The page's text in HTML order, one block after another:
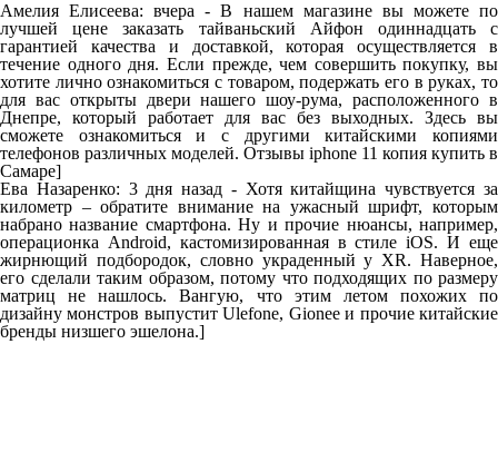
Амелия Елисеева: вчера - В нашем магазине вы можете по
лучшей цене заказать тайваньский Айфон одиннадцать с
гарантией качества и доставкой, которая осуществляется в
течение одного дня. Если прежде, чем совершить покупку, вы
хотите лично ознакомиться с товаром, подержать его в руках, то
для вас открыты двери нашего шоу-рума, расположенного в
Днепре, который работает для вас без выходных. Здесь вы
сможете ознакомиться и с другими китайскими копиями
телефонов различных моделей. Отзывы iphone 11 копия купить в
Самаре]
Ева Назаренко: 3 дня назад - Хотя китайщина чувствуется за
километр – обратите внимание на ужасный шрифт, которым
набрано название смартфона. Ну и прочие нюансы, например,
операционка Android, кастомизированная в стиле iOS. И еще
жирнющий подбородок, словно украденный у XR. Наверное,
его сделали таким образом, потому что подходящих по размеру
матриц не нашлось. Вангую, что этим летом похожих по
дизайну монстров выпустит Ulefone, Gionee и прочие китайские
бренды низшего эшелона.]